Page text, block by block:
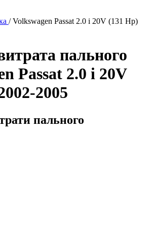
/ Volkswagen Passat 2.0 i 20V (131 Hp)
пального
Passat 2.0 i 20V
2005
пального